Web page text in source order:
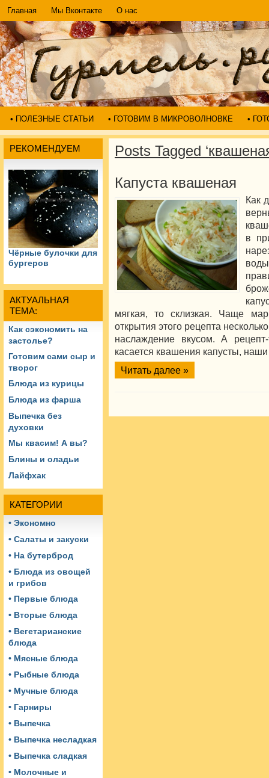
Главная Мы Вконтакте О нас
• ПОЛЕЗНЫЕ СТАТЬИ • ГОТОВИМ В МИКРОВОЛНОВКЕ •
РЕКОМЕНДУЕМ
Чёрные булочки для
бургеров
АКТУАЛЬНАЯ
ТЕМА:
Как сэкономить на
застолье?
Готовим сами сыр и
творог
Блюда из курицы
Блюда из фарша
Выпечка без
духовки
Мы квасим! А вы?
Блины и оладьи
Лайфхак
КАТЕГОРИИ
• Экономно
• Салаты и закуски
• На бутерброд
• Блюда из овощей
и грибов
• Первые блюда
• Вторые блюда
• Вегетарианские
блюда
• Мясные блюда
• Рыбные блюда
• Мучные блюда
• Гарниры
• Выпечка
• Выпечка несладкая
• Выпечка сладкая
• Молочные и
Posts Tagged
Капуста квашеная
Как
в
мягкая, то склизкая. Чаще
открытия этого рецепта
наслаждение вкусом. А
касается квашения капусты,
Читать далее »